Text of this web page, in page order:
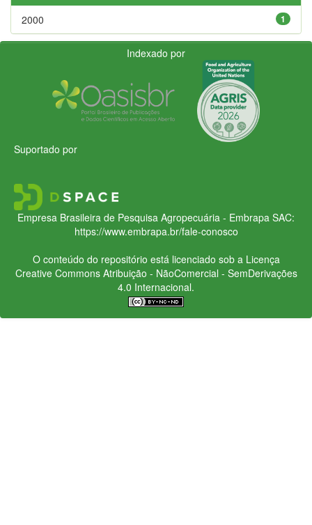
1
2000
Indexado por
Suportado por
Empresa Brasileira de Pesquisa Agropecuária - Embrapa SAC:
https://www.embrapa.br/fale-conosco
O conteúdo do repositório está licenciado sob a Licença
Creative CommonsAtribuição - NãoComercial - SemDerivações
4.0 Internacional.